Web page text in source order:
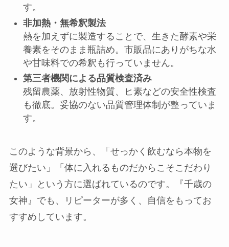
す。
非加熱・無希釈製法
熱を加えずに製造することで、生きた酵素や栄
養素をそのまま瓶詰め。市販品にありがちな水
や甘味料での希釈も行っていません。
第三者機関による品質検査済み
残留農薬、放射性物質、ヒ素などの安全性検査
も徹底。妥協のない品質管理体制が整っていま
す。
このような背景から、「せっかく飲むなら本物を
選びたい」「体に入れるものだからこそこだわり
たい」という方に選ばれているのです。『千歳の
女神』でも、リピーターが多く、自信をもってお
すすめしています。